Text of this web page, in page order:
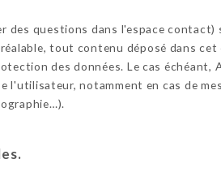
des questions dans l'espace
tout contenu déposé dans
des données. Le cas échéant,
l'utilisateur, notamment en cas de